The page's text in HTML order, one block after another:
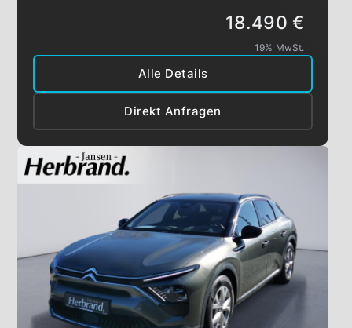
Alle Details
Direkt Anfragen
18.490 €
19% MwSt.